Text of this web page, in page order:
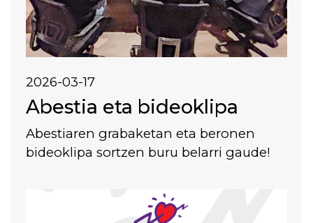
2026-03-17
Abestia eta bideoklipa
Abestiaren grabaketan eta beronen
bideoklipa sortzen buru belarri gaude!